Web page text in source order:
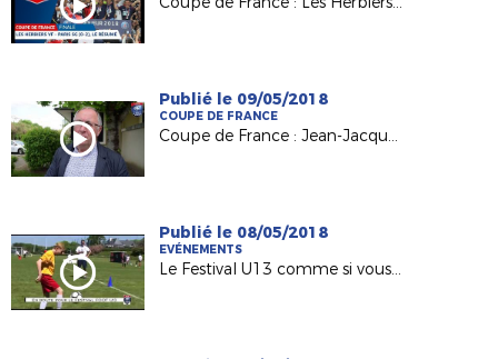
Publié le 09/05/2018
COUPE DE FRANCE
Coupe de France : Jean-Jacques Gazeau (Pdt District 85) derrière Les Herbiers VF
Publié le 08/05/2018
EVÉNEMENTS
Le Festival U13 comme si vous y étiez !